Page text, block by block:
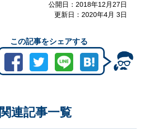
公開日： 2018年12月27日
更新日： 2020年4月 3日
この記事をシェアする
関連記事一覧